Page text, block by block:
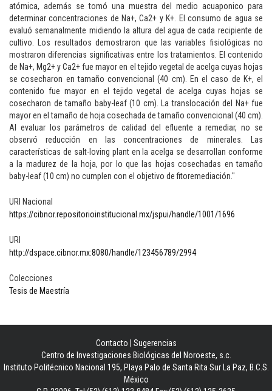
atómica, además se tomó una muestra del medio acuaponico para
determinar concentraciones de Na+, Ca2+ y K+. El consumo de agua se
evaluó semanalmente midiendo la altura del agua de cada recipiente de
cultivo. Los resultados demostraron que las variables fisiológicas no
mostraron diferencias significativas entre los tratamientos. El contenido
de Na+, Mg2+ y Ca2+ fue mayor en el tejido vegetal de acelga cuyas hojas
se cosecharon en tamaño convencional (40 cm). En el caso de K+, el
contenido fue mayor en el tejido vegetal de acelga cuyas hojas se
cosecharon de tamaño baby-leaf (10 cm). La translocación del Na+ fue
mayor en el tamaño de hoja cosechada de tamaño convencional (40 cm).
Al evaluar los parámetros de calidad del efluente a remediar, no se
observó reducción en las concentraciones de minerales. Las
características de salt-loving plant en la acelga se desarrollan conforme
a la madurez de la hoja, por lo que las hojas cosechadas en tamaño
baby-leaf (10 cm) no cumplen con el objetivo de fitoremediación."
URI Nacional
https://cibnor.repositorioinstitucional.mx/jspui/handle/1001/1696
URI
http://dspace.cibnor.mx:8080/handle/123456789/2994
Colecciones
Tesis de Maestría
Contacto
Sugerencias
Centro de Investigaciones Biológicas del Noroeste, s.c.
Instituto Politécnico Nacional 195, Playa Palo de Santa Rita Sur La Paz, B.C.S.
México